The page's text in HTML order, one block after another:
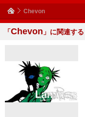
Chevon
「Chevon 」に関連する